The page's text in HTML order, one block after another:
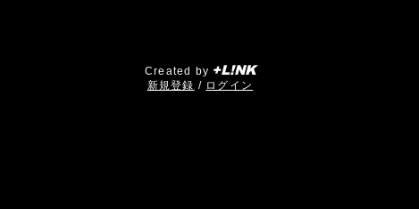
Created by +L!NK
​新規登録 / ログイン